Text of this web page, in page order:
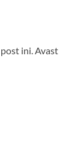
ini. Avast